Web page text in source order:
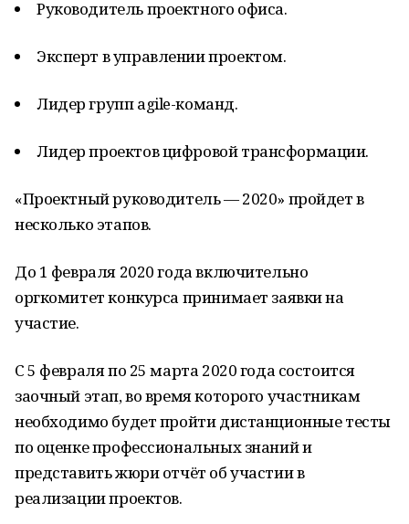
Руководитель проектного офиса.
Эксперт в управлении проектом.
Лидер групп agile-команд.
Лидер проектов цифровой трансформации.
«Проектный руководитель — 2020» пройдет в
несколько этапов.
До 1 февраля 2020 года включительно
оргкомитет конкурса принимает заявки на
участие.
С 5 февраля по 25 марта 2020 года состоится
заочный этап, во время которого участникам
необходимо будет пройти дистанционные тесты
по оценке профессиональных знаний и
представить жюри отчёт об участии в
реализации проектов.